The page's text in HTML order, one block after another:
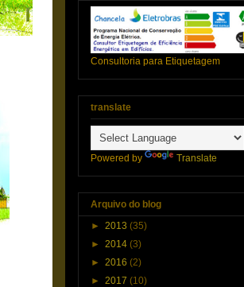
Consultoria para Etiquetagem
translate
Powered by Translate
Arquivo do blog
► 2013 (35)
► 2014 (3)
► 2016 (2)
► 2017 (10)